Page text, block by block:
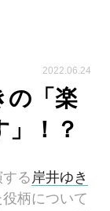
2022.06.24
の「楽
！？
る 岸井ゆき
柄について